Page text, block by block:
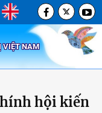
VIỆT NAM
hội kiến